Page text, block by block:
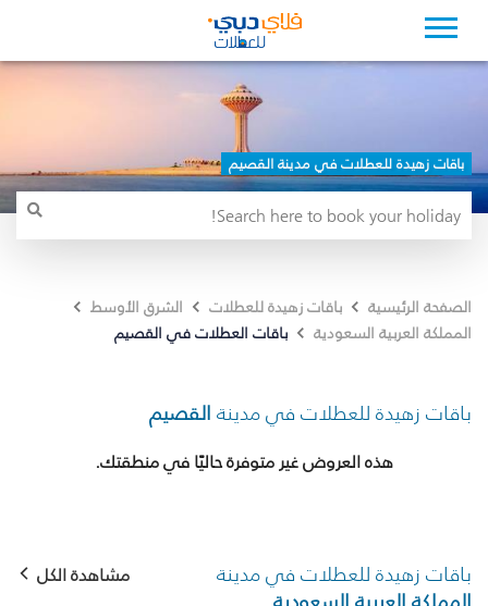
باقات زهيدة للعطلات في مدينة القصيم
الصفحة الرئيسية باقات زهيدة للعطلات
الشرق الأوسط
المملكة العربية السعودية
باقات العطلات في القصيم
باقات زهيدة للعطلات في مدينة القصيم
هذه العروض غير متوفرة حاليًا في منطقتك.
باقات زهيدة للعطلات في مدينة
مشاهدة الكل